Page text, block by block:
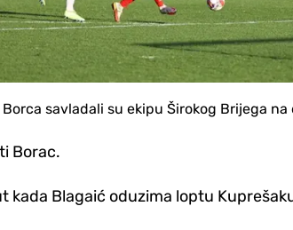
savladali su ekipu Širokog Brijega
Borac.
kada Blagaić oduzima loptu